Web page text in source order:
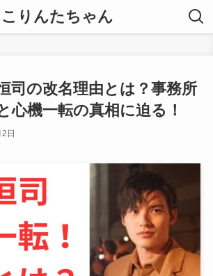
こりんたちゃん
司の改名理由とは？事務所
心機一転の真相に迫る！
日